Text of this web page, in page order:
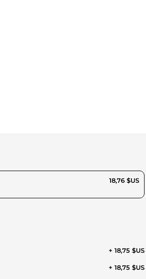
18,76 $US
+ 18,75 $US
+ 18,75 $US